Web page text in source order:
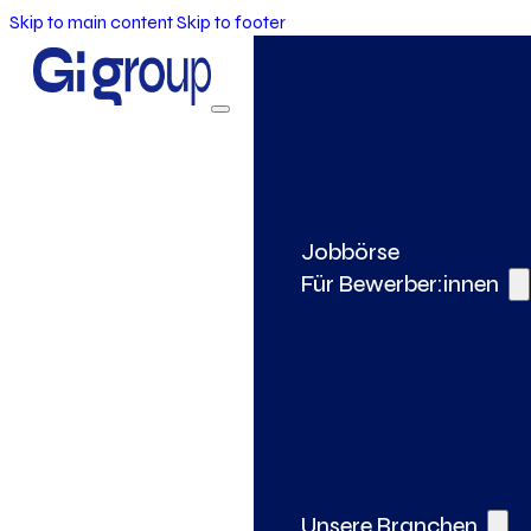
Skip to main contentSkip to footer
Jobbörse
Für Bewerber:innen